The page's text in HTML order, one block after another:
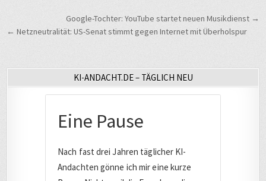
Beitragsnavigation
Google-Tochter: YouTube startet neuen Musikdienst →
← Netzneutralität: US-Senat stimmt gegen Internet mit Überholspur
KI-ANDACHT.DE – TÄGLICH NEU